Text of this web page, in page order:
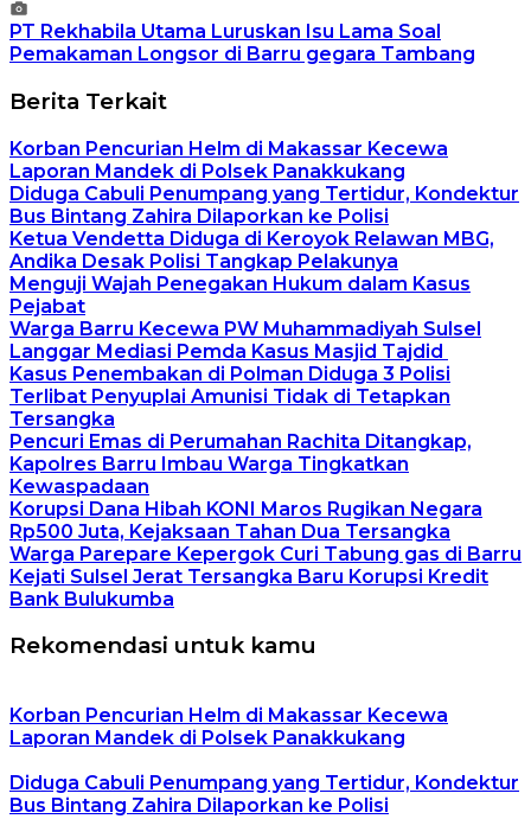
PT Rekhabila Utama Luruskan Isu Lama Soal
Pemakaman Longsor di Barru gegara Tambang
Berita Terkait
Korban Pencurian Helm di Makassar Kecewa
Laporan Mandek di Polsek Panakkukang
Diduga Cabuli Penumpang yang Tertidur, Kondektur
Bus Bintang Zahira Dilaporkan ke Polisi
Ketua Vendetta Diduga di Keroyok Relawan MBG,
Andika Desak Polisi Tangkap Pelakunya
Menguji Wajah Penegakan Hukum dalam Kasus
Pejabat
Warga Barru Kecewa PW Muhammadiyah Sulsel
Langgar Mediasi Pemda Kasus Masjid Tajdid
Kasus Penembakan di Polman Diduga 3 Polisi
Terlibat Penyuplai Amunisi Tidak di Tetapkan
Tersangka
Pencuri Emas di Perumahan Rachita Ditangkap,
Kapolres Barru Imbau Warga Tingkatkan
Kewaspadaan
Korupsi Dana Hibah KONI Maros Rugikan Negara
Rp500 Juta, Kejaksaan Tahan Dua Tersangka
Warga Parepare Kepergok Curi Tabung gas di Barru
Kejati Sulsel Jerat Tersangka Baru Korupsi Kredit
Bank Bulukumba
Rekomendasi untuk kamu
Korban Pencurian Helm di Makassar Kecewa
Laporan Mandek di Polsek Panakkukang
Diduga Cabuli Penumpang yang Tertidur, Kondektur
Bus Bintang Zahira Dilaporkan ke Polisi